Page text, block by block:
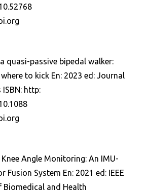
quasi-passive bipedal walker:
to kick En: 2023 ed: Journal
ISBN: http:
Knee Angle Monitoring: An IMU-
Fusion System En: 2021 ed: IEEE
Biomedical and Health